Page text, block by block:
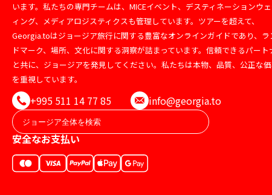
います。私たちの専門チームは、MICEイベント、デスティネーションウ
ィング、メディアロジスティクスも管理しています。ツアーを超えて、
Georgia.toはジョージア旅行に関する豊富なオンラインガイドであり、ラ
ドマーク、場所、文化に関する洞察が詰まっています。信頼できるパート
と共に、ジョージアを発見してください。私たちは本物、品質、公正な
を重視しています。
+995 511 14 77 85 info@georgia.to
安全なお支払い